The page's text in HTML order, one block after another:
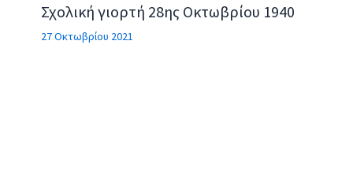
Σχολική γιορτή 28ης Οκτωβρίου 1940
27 Οκτωβρίου 2021